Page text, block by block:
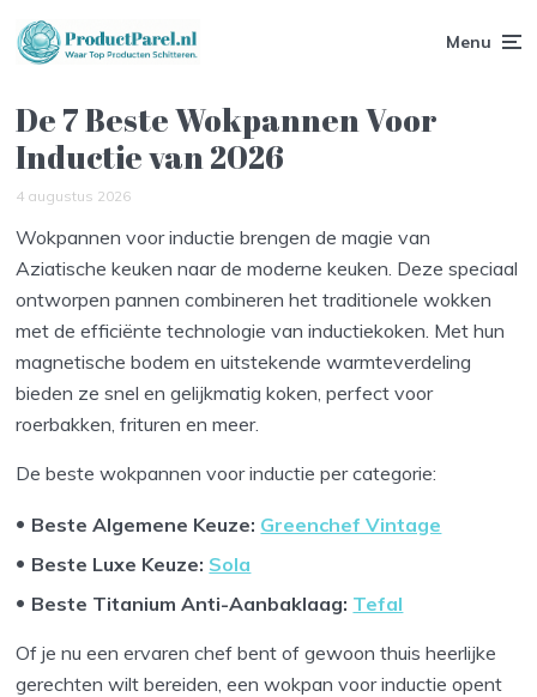
Menu
De 7 Beste Wokpannen Voor
Inductie van 2026
4 augustus 2026
Wokpannen voor inductie brengen de magie van
Aziatische keuken naar de moderne keuken. Deze speciaal
ontworpen pannen combineren het traditionele wokken
met de efficiënte technologie van inductiekoken. Met hun
magnetische bodem en uitstekende warmteverdeling
bieden ze snel en gelijkmatig koken, perfect voor
roerbakken, frituren en meer.
De beste wokpannen voor inductie per categorie:
Beste Algemene Keuze: Greenchef Vintage
Beste Luxe Keuze: Sola
Beste Titanium Anti-Aanbaklaag: Tefal
Of je nu een ervaren chef bent of gewoon thuis heerlijke
gerechten wilt bereiden, een wokpan voor inductie opent